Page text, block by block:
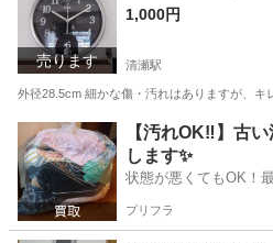
売ります
1,000円
清瀬駅
外径28.5cm 細かな傷・汚れはありますが、
東京 清瀬市 清瀬駅 時計 時
【汚れOK‼️】古
します✨
状態が悪くてもOK！
プリフラ